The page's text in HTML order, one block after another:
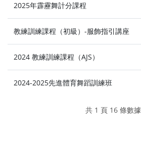
2025年霹靂舞計分課程
教練訓練課程（初級）-服飾指引講座
2024 教練訓練課程（AJS）
2024-2025先進體育舞蹈訓練班
共 1 頁 16 條數據